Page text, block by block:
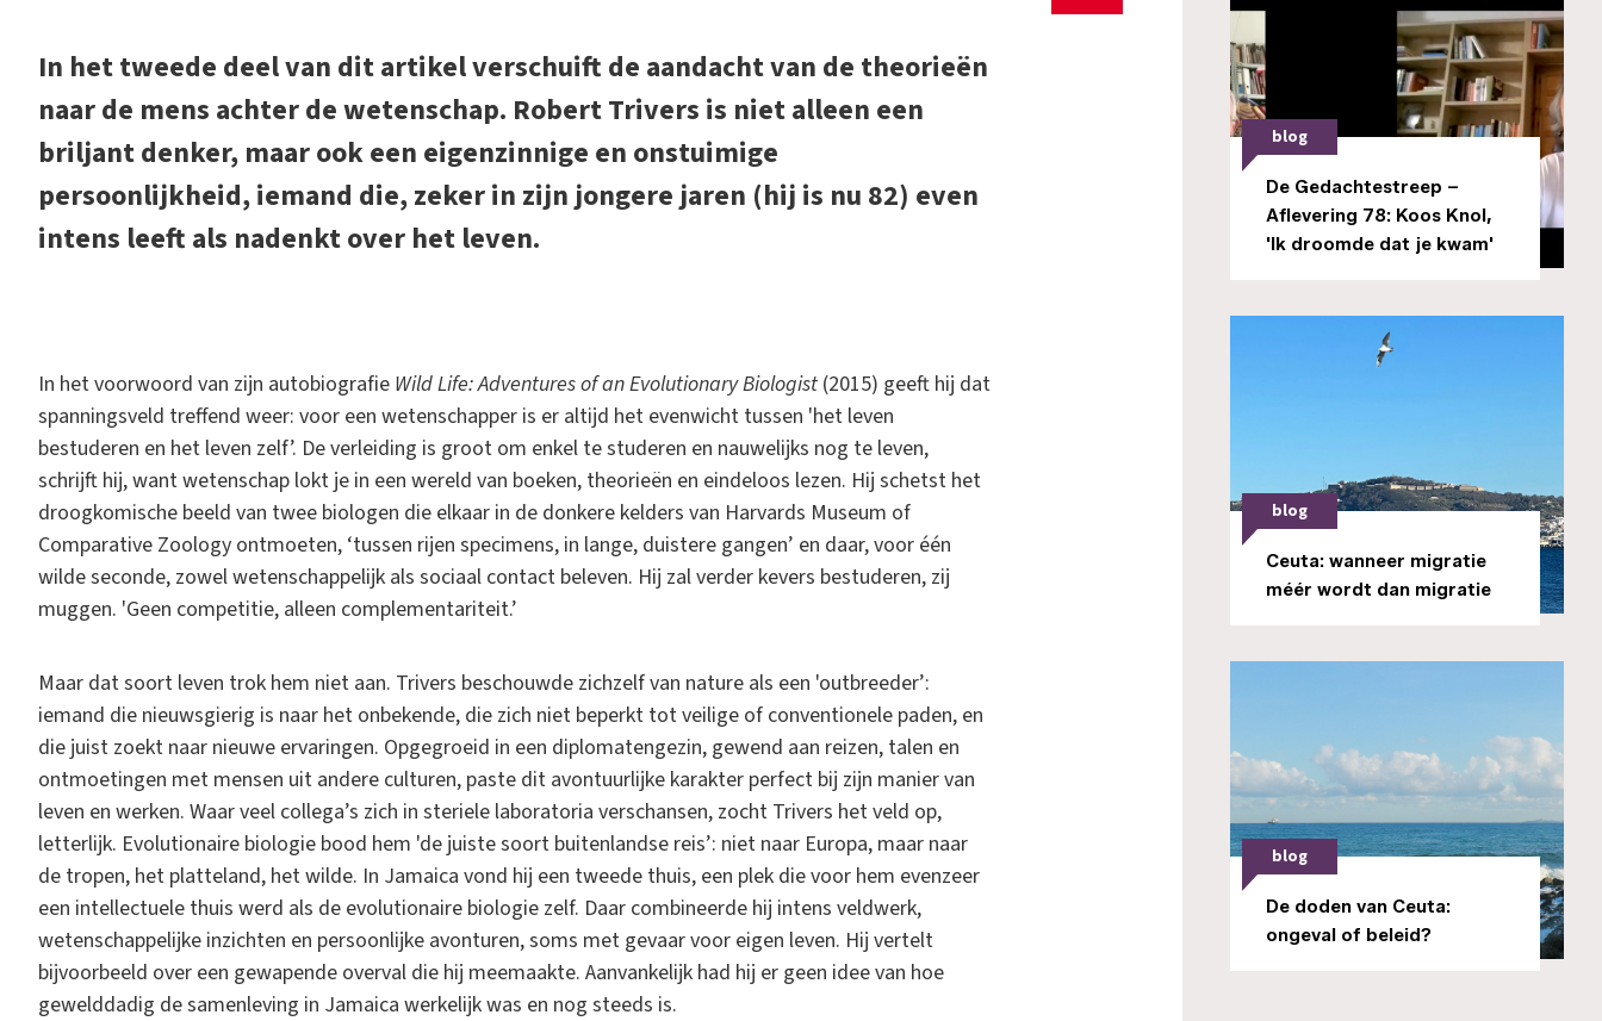
In het tweede deel van dit artikel verschuift de aandacht van de theorieën
naar de mens achter de wetenschap. Robert Trivers is niet alleen een
briljant denker, maar ook een eigenzinnige en onstuimige
persoonlijkheid, iemand die, zeker in zijn jongere jaren (hij is nu 82) even
intens leeft als nadenkt over het leven.
In het voorwoord van zijn autobiografie Wild Life: Adventures of an Evolutionary Biologist (2015) geeft hij dat
spanningsveld treffend weer: voor een wetenschapper is er altijd het evenwicht tussen 'het leven
bestuderen en het leven zelf’. De verleiding is groot om enkel te studeren en nauwelijks nog te leven,
schrijft hij, want wetenschap lokt je in een wereld van boeken, theorieën en eindeloos lezen. Hij schetst het
droogkomische beeld van twee biologen die elkaar in de donkere kelders van Harvards Museum of
Comparative Zoology ontmoeten, ‘tussen rijen specimens, in lange, duistere gangen’ en daar, voor één
wilde seconde, zowel wetenschappelijk als sociaal contact beleven. Hij zal verder kevers bestuderen, zij
muggen. 'Geen competitie, alleen complementariteit.’
Maar dat soort leven trok hem niet aan. Trivers beschouwde zichzelf van nature als een 'outbreeder’:
iemand die nieuwsgierig is naar het onbekende, die zich niet beperkt tot veilige of conventionele paden, en
die juist zoekt naar nieuwe ervaringen. Opgegroeid in een diplomatengezin, gewend aan reizen, talen en
ontmoetingen met mensen uit andere culturen, paste dit avontuurlijke karakter perfect bij zijn manier van
leven en werken. Waar veel collega’s zich in steriele laboratoria verschansen, zocht Trivers het veld op,
letterlijk. Evolutionaire biologie bood hem 'de juiste soort buitenlandse reis’: niet naar Europa, maar naar
de tropen, het platteland, het wilde. In Jamaica vond hij een tweede thuis, een plek die voor hem evenzeer
een intellectuele thuis werd als de evolutionaire biologie zelf. Daar combineerde hij intens veldwerk,
wetenschappelijke inzichten en persoonlijke avonturen, soms met gevaar voor eigen leven. Hij vertelt
bijvoorbeeld over een gewapende overval die hij meemaakte. Aanvankelijk had hij er geen idee van hoe
gewelddadig de samenleving in Jamaica werkelijk was en nog steeds is.
blog
De Gedachtestreep –
Aflevering 78: Koos Knol,
'Ik droomde dat je kwam'
blog
Ceuta: wanneer migratie
méér wordt dan migratie
blog
De doden van Ceuta:
ongeval of beleid?